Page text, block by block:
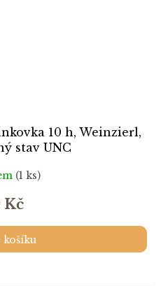
10 h, Weinzierl,
stav UNC
(1 ks)
Kč
košíku